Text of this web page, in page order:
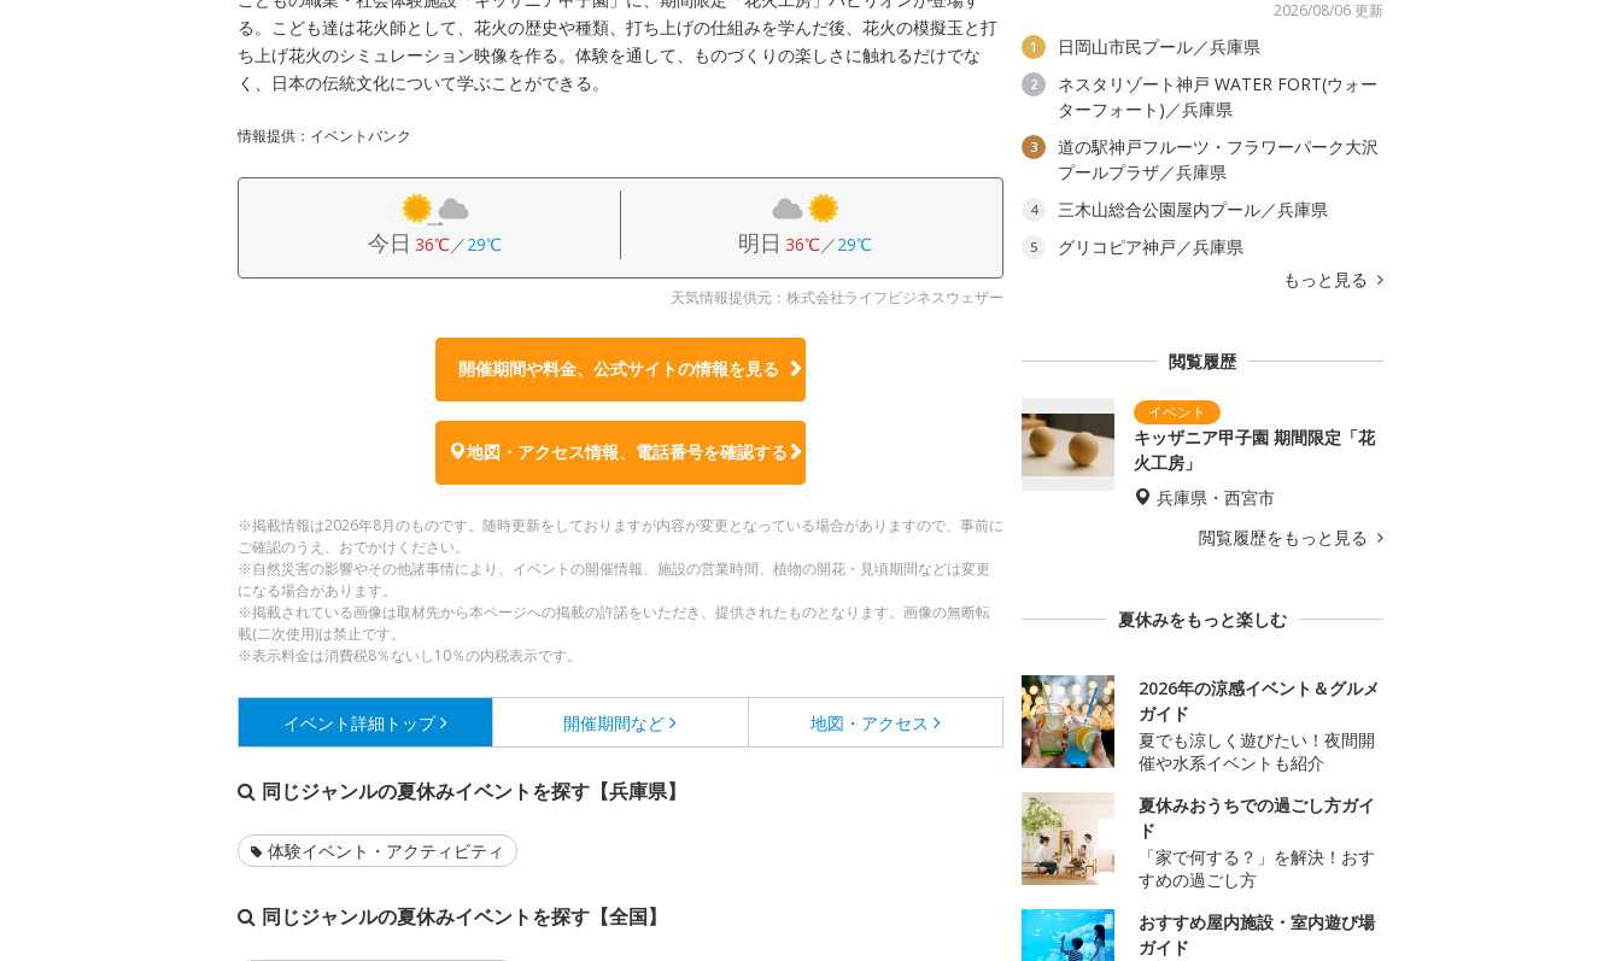
る。こども達は花火師として、花火の歴史や種類、打ち上げの仕組みを学んだ後、花火の模擬玉と打
ち上げ花火のシミュレーション映像を作る。体験を通して、ものづくりの楽しさに触れるだけでな
く、日本の伝統文化について学ぶことができる。
情報提供：イベントバンク
今日 36℃／29℃ 明日 36℃／29℃
天気情報提供元：株式会社ライフビジネスウェザー
開催期間や料金、公式サイトの情報を見る
地図・アクセス情報、電話番号を確認する
※掲載情報は2026年8月のものです。随時更新をしておりますが内容が変更となっている場合がありますので、事前に
ご確認のうえ、おでかけください。
※自然災害の影響やその他諸事情により、イベントの開催情報、施設の営業時間、植物の開花・見頃期間などは変更
になる場合があります。
※掲載されている画像は取材先から本ページへの掲載の許諾をいただき、提供されたものとなります。画像の無断転
載(二次使用)は禁止です。
※表示料金は消費税8％ないし10％の内税表示です。
イベント詳細 トップ 開催期間など 地図・アクセス
同じジャンルの夏休みイベントを探す【兵庫県】
体験イベント・アクティビティ
同じジャンルの夏休みイベントを探す【全国】
2026/08/06 更新
1 日岡山市民プール／兵庫県
2
ネスタリゾート神戸 WATER FORT(ウォー
ターフォート)／兵庫県
3
道の駅神戸フルーツ・フラワーパーク大沢
プールプラザ／兵庫県
4 三木山総合公園屋内プール／兵庫県
5
グリコピア神戸／兵庫県
もっと見る
閲覧履歴
キッザニア甲子園 期間限定「花
火工房」
兵庫県・西宮市
閲覧履歴をもっと見る
夏休みをもっと楽しむ
2026年の涼感イベント＆グルメ
ガイド
夏でも涼しく遊びたい！夜間開
催や水系イベントも紹介
夏休みおうちでの過ごし方ガイ
ド
「家で何する？」を解決！おす
すめの過ごし方
おすすめ屋内施設・室内遊び場
ガイド